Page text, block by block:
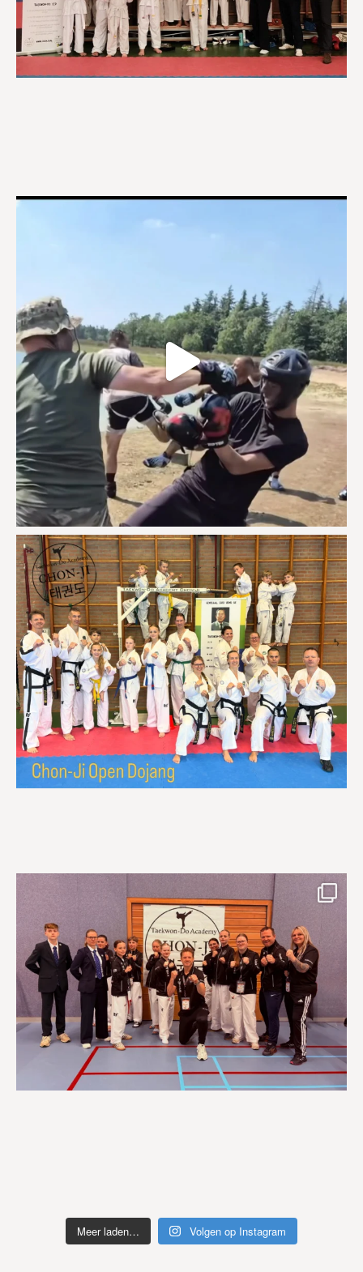
Meer laden… Volgen op Instagram